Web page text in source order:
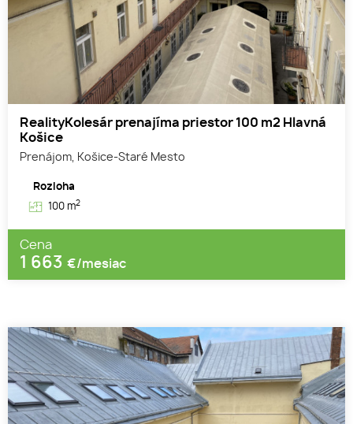
RealityKolesár prenajíma priestor 100 m2 Hlavná
Košice
Prenájom, Košice-Staré Mesto
Rozloha
100 m2
Cena
1 663 €/mesiac